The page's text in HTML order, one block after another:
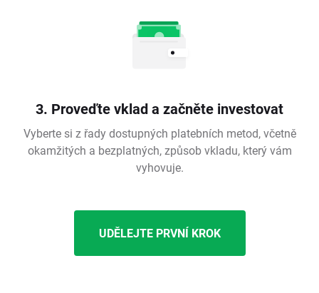
3. Proveďte vklad a začněte investovat
Vyberte si z řady dostupných platebních metod, včetně
okamžitých a bezplatných, způsob vkladu, který vám
vyhovuje.
UDĚLEJTE PRVNÍ KROK